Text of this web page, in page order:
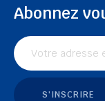
Abonnez
S'INSCRIRE